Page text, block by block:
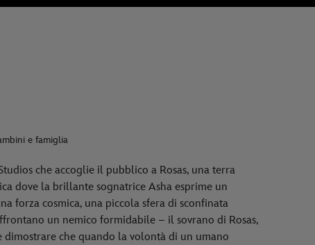
e famiglia
che accoglie il pubblico a Rosas, una terra
dove la brillante sognatrice Asha esprime un
forza cosmica, una piccola sfera di sconfinata
un nemico formidabile – il sovrano di Rosas,
che quando la volontà di un umano